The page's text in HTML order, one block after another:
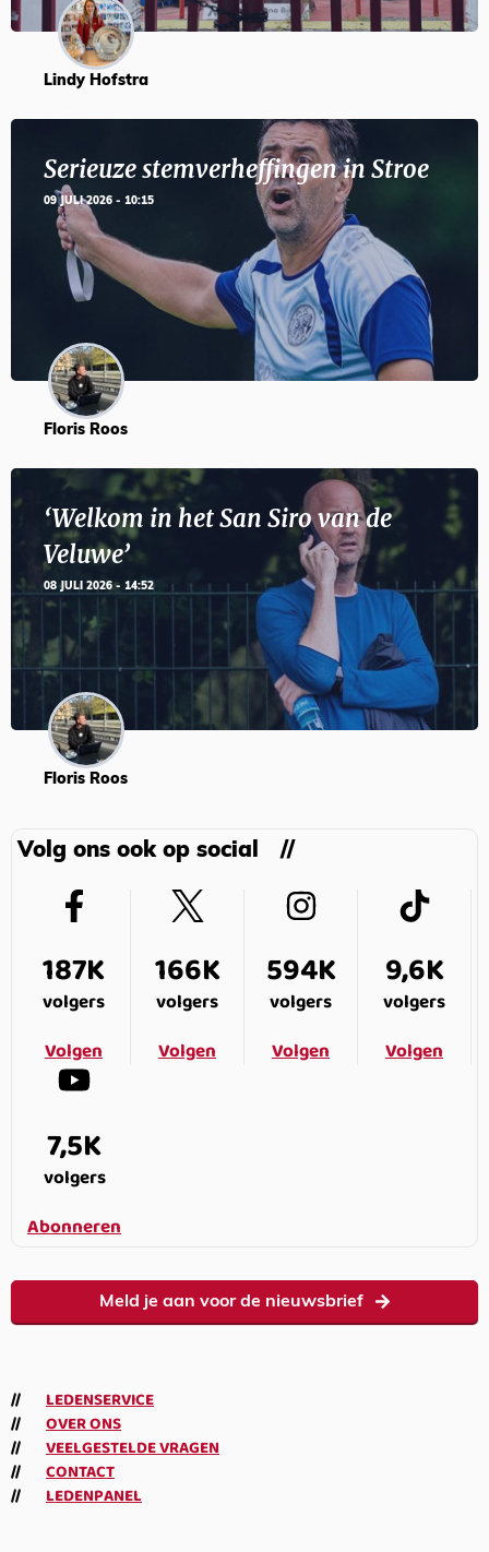
Lindy Hofstra
Serieuze stemverheffingen in Stroe
09 JULI 2026 - 10:15
Floris Roos
‘Welkom in het San Siro van de
Veluwe’
08 JULI 2026 - 14:52
Floris Roos
Volg ons ook op social
187K
volgers
Volgen
166K
volgers
Volgen
594K
volgers
Volgen
9,6K
volgers
Volgen
7,5K
volgers
Abonneren
Meld je aan voor de nieuwsbrief
LEDENSERVICE
OVER ONS
VEELGESTELDE VRAGEN
CONTACT
LEDENPANEL